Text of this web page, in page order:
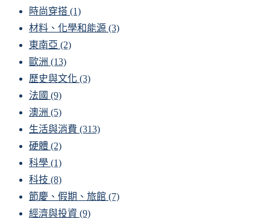
時尚穿搭 (1)
材料、化學和能源 (3)
東南亞 (2)
歐洲 (13)
歷史與文化 (3)
法國 (9)
澳洲 (5)
生活與消費 (313)
硬體 (2)
科學 (1)
科技 (8)
節慶、假期、旅館 (7)
經濟與投資 (9)